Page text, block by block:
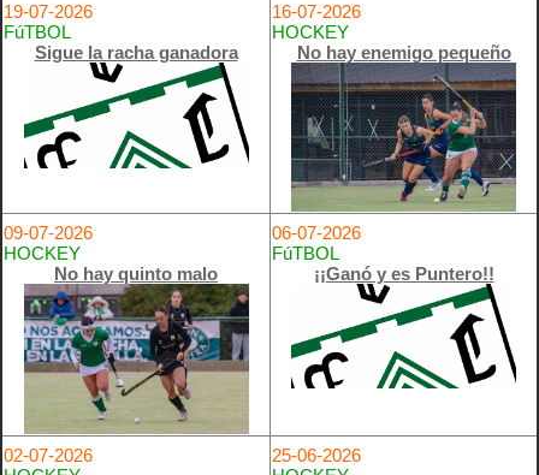
19-07-2026
FúTBOL
Sigue la racha ganadora
16-07-2026
HOCKEY
No hay enemigo pequeño
09-07-2026
HOCKEY
No hay quinto malo
06-07-2026
FúTBOL
¡¡Ganó y es Puntero!!
02-07-2026
25-06-2026